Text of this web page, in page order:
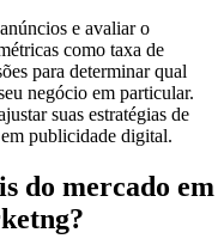
e avaliar o
como taxa de
para determinar qual
negócio em particular.
suas estratégias de
publicidade digital.
do mercado em